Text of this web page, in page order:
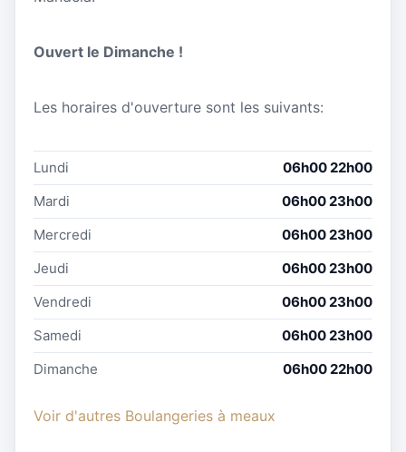
Ouvert le Dimanche !
Les horaires d'ouverture sont les suivants:
Lundi
06h00 22h00
Mardi
06h00 23h00
Mercredi
06h00 23h00
Jeudi
06h00 23h00
Vendredi
06h00 23h00
Samedi
06h00 23h00
Dimanche
06h00 22h00
Voir d'autres Boulangeries à meaux